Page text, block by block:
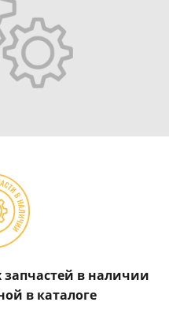
запчастей в наличии
в каталоге